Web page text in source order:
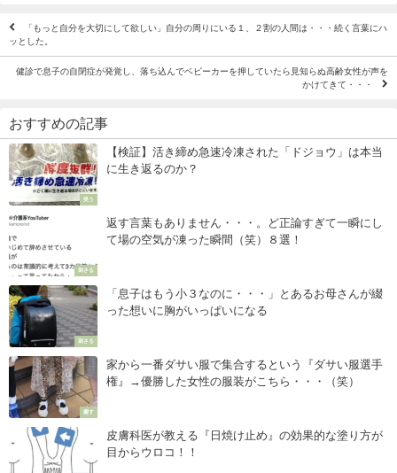
「もっと自分を大切にして欲しい」自分の周りにいる１、２割の人間は・・・続く言葉にハ
ッとした。
健診で息子の自閉症が発覚し、落ち込んでベビーカーを押していたら見知らぬ高齢女性が声を
かけてきて・・・
おすすめの記事
笑う
【検証】活き締め急速冷凍された「ドジョウ」は本当
に生き返るのか？
刺さる
返す言葉もありません・・・。ど正論すぎて一瞬にし
て場の空気が凍った瞬間（笑）８選！
刺さる
「息子はもう小３なのに・・・」とあるお母さんが綴
った想いに胸がいっぱいになる
癒す
家から一番ダサい服で集合するという『ダサい服選手
権』→優勝した女性の服装がこちら・・・（笑）
皮膚科医が教える『日焼け止め』の効果的な塗り方が
目からウロコ！！